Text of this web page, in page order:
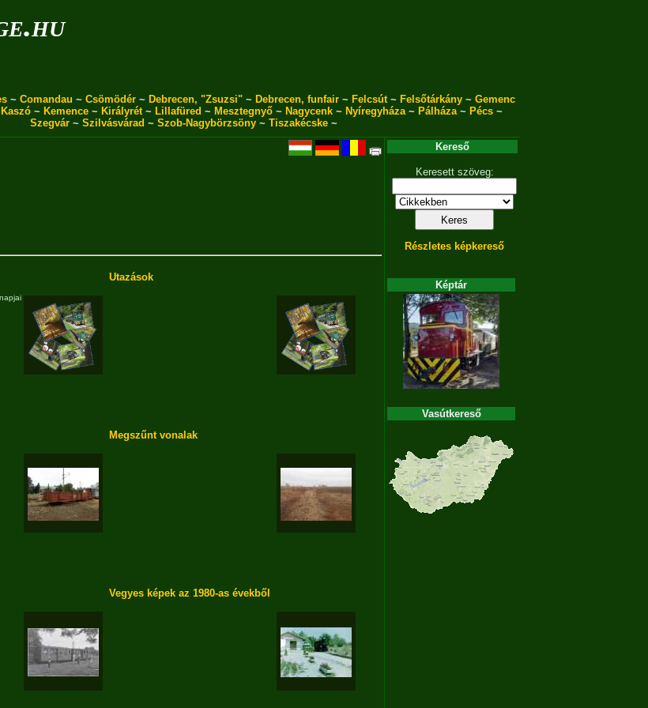
~ Comandau ~ Csömödér~ Debrecen, "Zsuzsi"~ Debrecen, funfair~ Felcsút~ Felsőtárkány~ Gemenc
Kaszó~ Kemence~ Királyrét~ Lillafüred ~ Mesztegnyő~ Nagycenk~ Nyíregyháza~ Pálháza~ Pécs~
Szegvár ~ Szilvásvárad ~ Szob-Nagybörzsöny ~ Tiszakécske ~
Utazások
Megszűnt vonalak
Vegyes képek az 1980-as évekből
Kereső
Keresett szöveg:
Részletes képkereső
Képtár
Vasútkereső